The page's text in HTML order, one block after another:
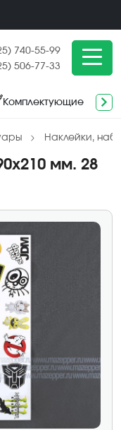
740-55-99
506-77-33
Комплектующие
Наклейки,
мм. 28